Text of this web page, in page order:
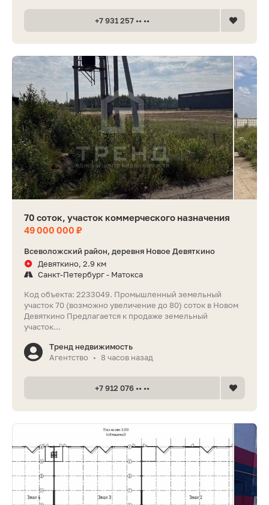
+7 931 257 •• ••
70 соток, участок коммерческого назначения
49 000 000 ₽
Всеволожский район, деревня Новое Девяткино
Девяткино, 2.9 км
Санкт-Петербург - Матокса
Код объекта: 2233049. Промышленный земельный
участок 70 (возможно увеличение до 80) соток в Новом
Девяткино Предлагается к продаже земельный
участок...
Тренд недвижимость
Агентство
• 8 часов назад
+7 912 076 •• ••